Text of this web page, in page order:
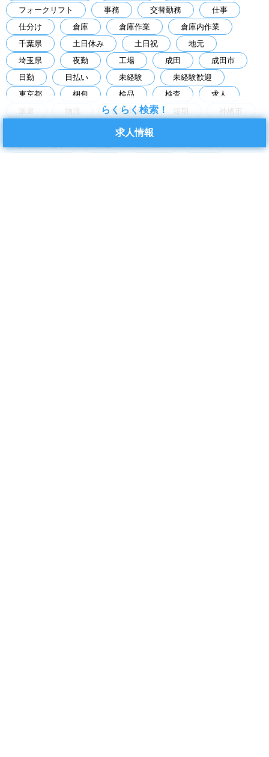
フォークリフト
事務 交替勤務
仕事
仕分け
倉庫 倉庫作業
倉庫内作業
千葉県
土日休み 土日祝
地元
埼玉県
夜勤 工場 成田
成田市
日勤
日払い 未経験
未経験歓迎
東京都
梱包 検品 検査
求人
派遣
物流 物流倉庫 短期
神栖市
経験者歓迎
茨城県
らくらく検索！
求人情報